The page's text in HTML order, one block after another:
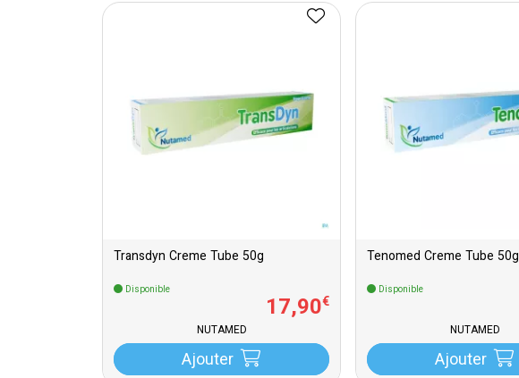
Transdyn Creme Tube 50g
Disponible
17,90€
NUTAMED
Ajouter
Tenomed Creme Tube 50g
Disponible
NUTAMED
Ajouter